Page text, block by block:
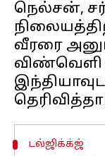
நெல்சன்,
வீரரை
விண்வெளி
டல்ஜிக்க்ஜ்